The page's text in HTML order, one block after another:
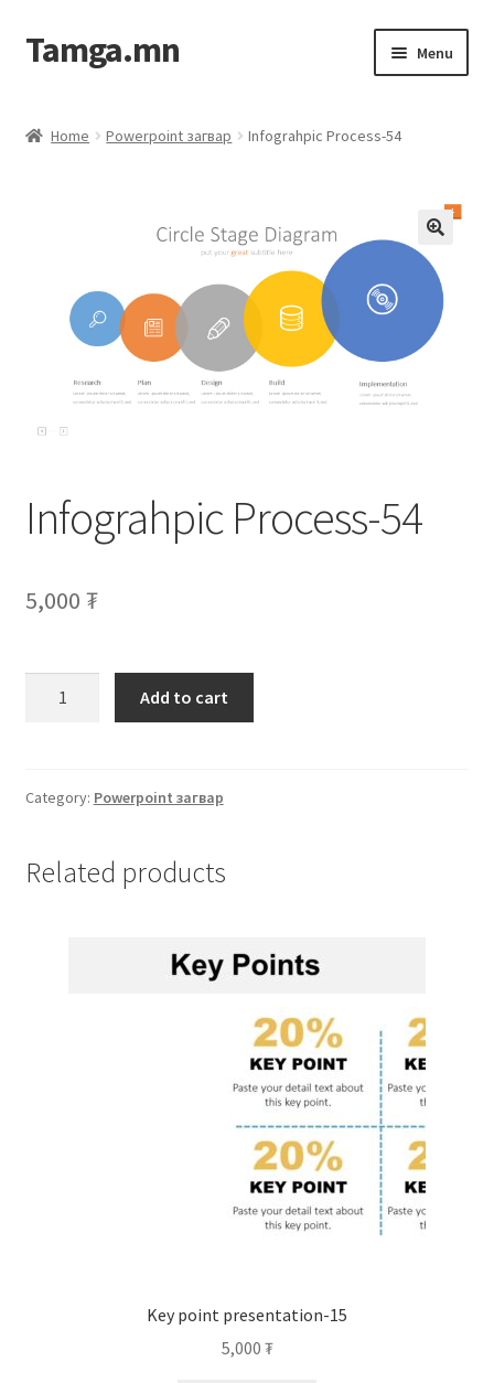
Tamga.mn Menu
Дотоод журмын багц
Журмууд​
Нягтлан бодох бүртгэл
Түрээсийн гэрээ
Хүний нөөцийн бодлогын баримт
Шүүхэд нэхэмжлэл гаргах загварууд
Home Powerpoint загвар Infograhpic Process-54
Infograhpic Process-54
5,000 ₮
Add to cart
Category: Powerpoint загвар
Related products
Key point presentation-15
5,000 ₮